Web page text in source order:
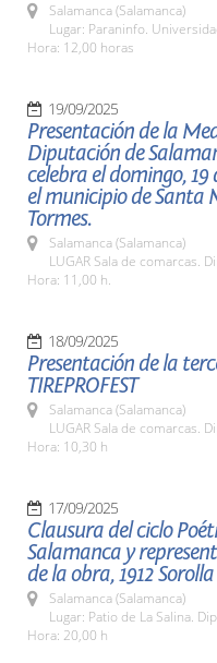
Salamanca (Salamanca)
Lugar: Paraninfo.
Hora: 12,00 horas
19/09/2025
Presentación de la
Diputación de
celebra el domingo, 19
el municipio de Santa
Tormes.
Salamanca (Salamanca)
LUGAR Sala de comarcas.
Hora: 11,00 h.
18/09/2025
Presentación de la
TIREPROFEST
Salamanca (Salamanca)
LUGAR Sala de comarcas.
Hora: 10,30 h
17/09/2025
Clausura del ciclo
Salamanca y
de la obra, 1912
Salamanca (Salamanca)
Lugar: Patio de La Salina.
Hora: 20,00 h